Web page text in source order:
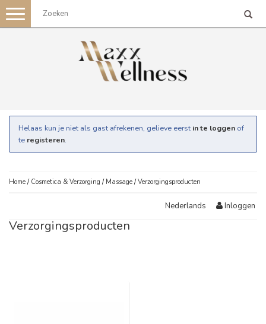
Toggle
navigation
Helaas kun je niet als gast afrekenen, gelieve eerst in te loggen of
te registeren.
Home / Cosmetica & Verzorging / Massage /Verzorgingsproducten
Nederlands Inloggen
Verzorgingsproducten